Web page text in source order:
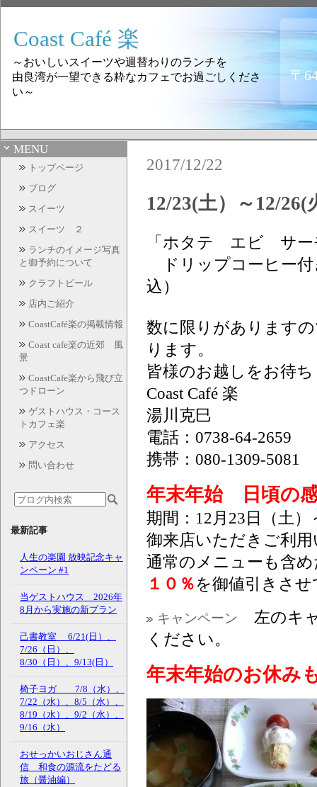
Coast Café 楽
～おいしいスイーツや週替わりのランチを
由良湾が一望できる粋なカフェでお過ごしくださ
い～
〒
MENU
トップページ
ブログ
スイーツ
スイーツ ２
ランチのイメージ写真
と御予約について
クラフトビール
店内ご紹介
CoastCafé楽の掲載情報
Coast cafe楽の近郊 風
景
CoastCafe楽から飛び立
つドローン
ゲストハウス・コース
トカフェ楽
アクセス
問い合わせ
最新記事
人生の楽園 放映記念キャ
ンペーン #1
当ゲストハウス 2026年
8月から実施の新プラン
己書教室 6/21(日）、
7/26（日）、
8/30（日）、9/13(日）
椅子ヨガ 7/8（水）、
7/22（水）、8/5（水）、
8/19（水）、9/2（水）、
9/16（水）
おせっかいおじさん通
信 和食の源流をたどる
旅（醤油編）
2017/12/22
12/23(土）～12/
「ホタテ エビ サー
ドリップコー
込）
数に限りがあります
ります。
皆様のお越しをお待
Coast Café 楽
湯川克巳
電話：0738-64-2659
携帯：080-1309-5081
年末年始 日頃の
期間：12月23日（土
御来店いただきご利
通常のメニューも含
１０％を御値引きさ
キャンペーン
左のキ
ください。
年末年始のお休み